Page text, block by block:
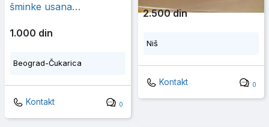
šminke usana…
1.000 din
Beograd-Čukarica
Kontakt 0
2.500 din
Niš
Kontakt 0